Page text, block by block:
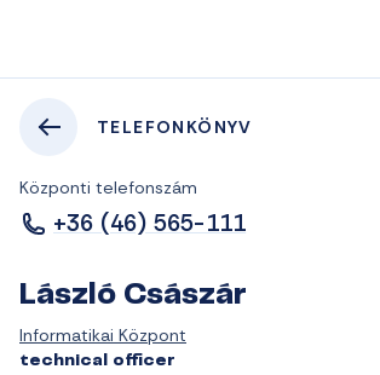
TELEFONKÖNYV
Központi telefonszám
+36 (46) 565-111
László Császár
Informatikai Központ
technical officer